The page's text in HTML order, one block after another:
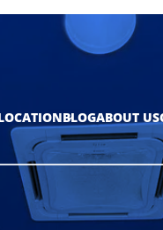
BLOGABOUT US